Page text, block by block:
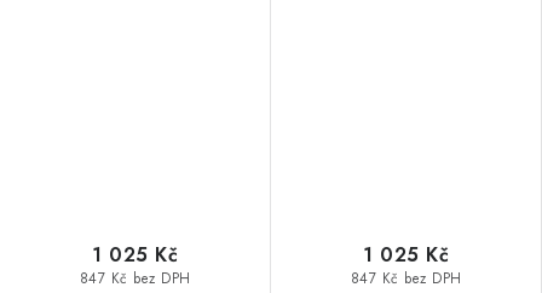
847 Kč bez DPH
1 025 Kč
847 Kč bez DPH
1 025 Kč